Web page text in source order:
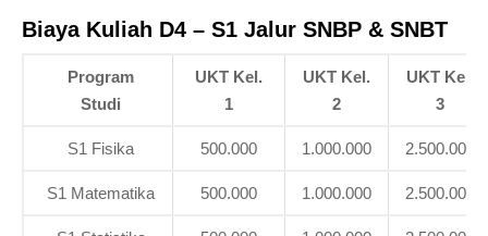
Biaya Kuliah D4 – S1 Jalur SNBP & SNBT
Program
Studi
UKT Kel.
1
UKT Kel.
2
UKT Kel.
3
S1 Fisika 500.000 1.000.000 2.500.000
S1 Matematika 500.000 1.000.000 2.500.000